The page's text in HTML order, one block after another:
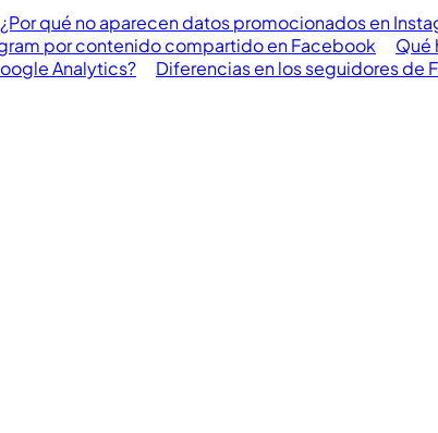
¿Por qué no aparecen datos promocionados en
por contenido compartido en Facebook
Qué
Analytics?
Diferencias en los seguidores de